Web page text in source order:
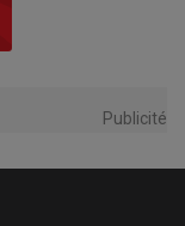
Publicité